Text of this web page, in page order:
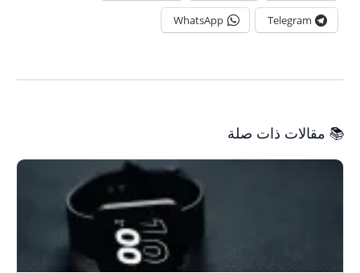
Telegram
WhatsApp
📚 مقالات ذات صلة